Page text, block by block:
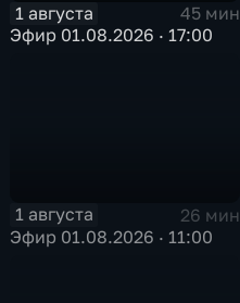
1 августа
45 мин
Эфир 01.08.2026 · 17:00
1 августа
26 мин
Эфир 01.08.2026 · 11:00